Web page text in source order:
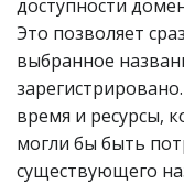
доступности
Это позволяет
выбранное
время и ресурсы,
могли бы быть
существующего